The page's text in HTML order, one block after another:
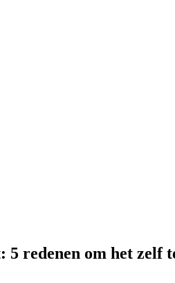
redenen om het zelf